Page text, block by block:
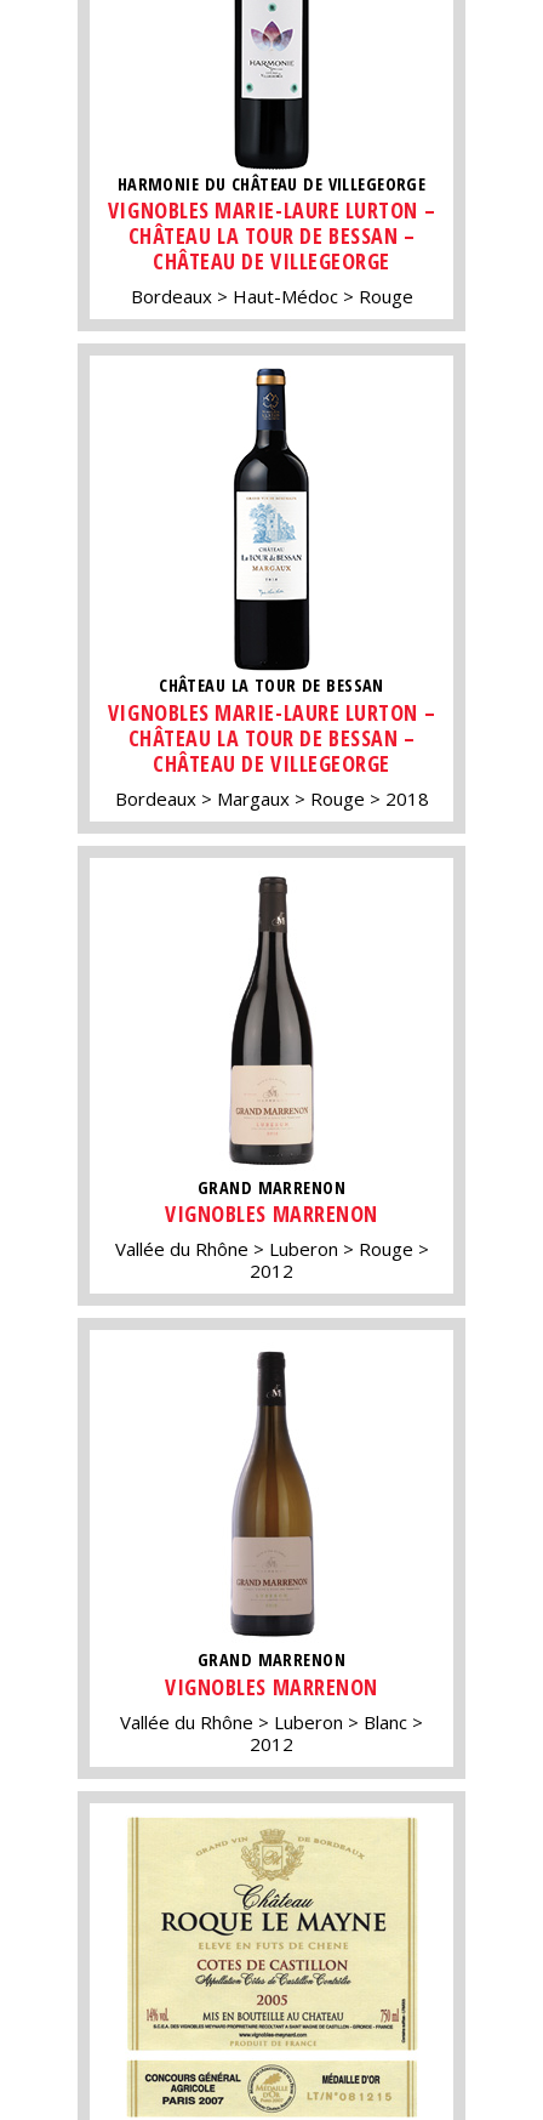
HARMONIE DU CHÂTEAU DE VILLEGEORGE
VIGNOBLES MARIE-LAURE LURTON –
CHÂTEAU LA TOUR DE BESSAN –
CHÂTEAU DE VILLEGEORGE
Bordeaux Haut-Médoc Rouge
CHÂTEAU LA TOUR DE BESSAN
VIGNOBLES MARIE-LAURE LURTON –
CHÂTEAU LA TOUR DE BESSAN –
CHÂTEAU DE VILLEGEORGE
Bordeaux Margaux Rouge 2018
GRAND MARRENON
VIGNOBLES MARRENON
Vallée du Rhône Luberon
Rouge
2012
GRAND MARRENON
VIGNOBLES MARRENON
Vallée du Rhône Luberon
Blanc
2012